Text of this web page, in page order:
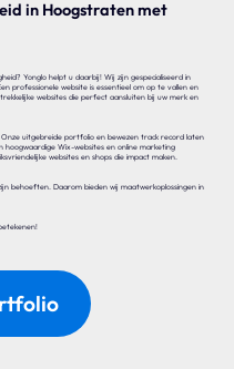
Yonglo helpt u daarbij! Wij zijn gespecialiseerd in
professionele website is essentieel om op te vallen en
websites die perfect aansluiten bij uw merk en
uitgebreide portfolio en bewezen track record laten
Wix-websites en online marketing
websites en shops die impact maken.
behoeften. Daarom bieden wij maatwerkoplossingen in
in Hoogstraten met